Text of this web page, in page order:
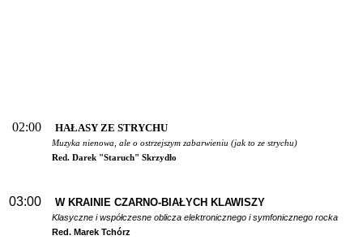
02:00 HAŁASY ZE STRYCHU
Muzyka nienowa, ale o ostrzejszym zabarwieniu (jak to ze strychu)
Red. Darek "Staruch" Skrzydło
03:00 W KRAINIE CZARNO-BIAŁYCH KLAWISZY
Klasyczne i współczesne oblicza elektronicznego i symfonicznego rocka
Red. Marek Tchórz